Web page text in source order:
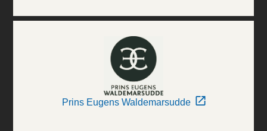
Prins Eugens Waldemarsudde